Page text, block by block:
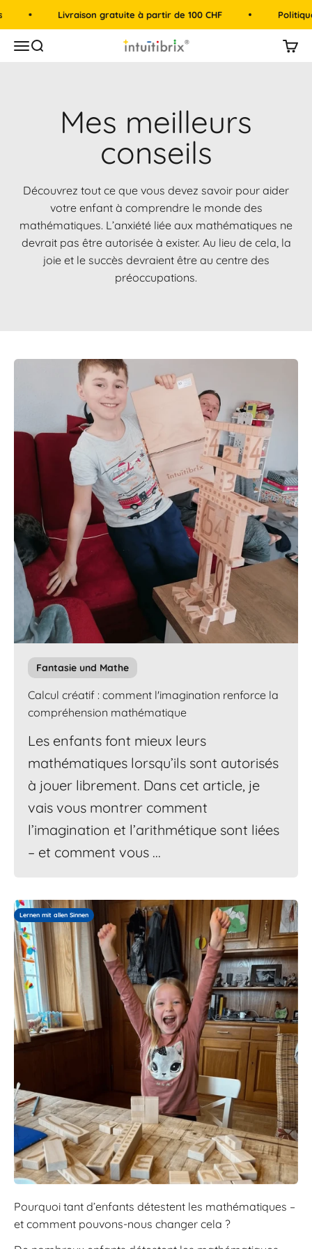
Passer au contenuLivraison gratuite à partir de 100 CHF
MenuRecherche intuitibrix.ch | Spielend Mathe lernen
Mes meilleurs
conseils
Découvrez tout ce que vous devez savoir pour aider
votre enfant à comprendre le monde des
mathématiques. L’anxiété liée aux mathématiques ne
devrait pas être autorisée à exister. Au lieu de cela, la
joie et le succès devraient être au centre des
préoccupations.
Fantasie und Mathe
Calcul créatif : comment l'imagination renforce la
compréhension mathématique
Les enfants font mieux leurs
mathématiques lorsqu’ils sont autorisés
à jouer librement. Dans cet article, je
vais vous montrer comment
l’imagination et l’arithmétique sont liées
– et comment vous ...
Lernen mit allen Sinnen
Pourquoi tant d’enfants détestent les mathématiques –
et comment pouvons-nous changer cela ?